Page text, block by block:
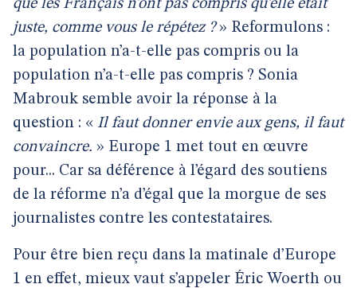
que les Français n’ont pas compris qu’elle était
juste, comme vous le répétez ?» Reformulons :
la population n’a-t-elle pas compris ou la
population n’a-t-elle pas compris ? Sonia
Mabrouk semble avoir la réponse à la
question : « Il faut donner envie aux gens, il faut
convaincre. » Europe 1 met tout en œuvre
pour... Car sa déférence à l’égard des soutiens
de la réforme n’a d’égal que la morgue de ses
journalistes contre les contestataires.
Pour être bien reçu dans la matinale d’Europe
1 en effet, mieux vaut s’appeler Éric Woerth ou